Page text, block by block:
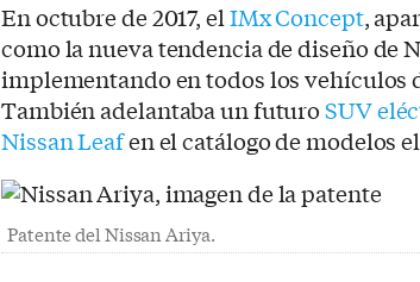
En octubre de 2017, elIMx Concept,
como la nueva tendencia de diseño de
implementando en todos los vehículos
También adelantaba un futuroSUV
Nissan Leafen el catálogo de modelos
Patente del Nissan Ariya.